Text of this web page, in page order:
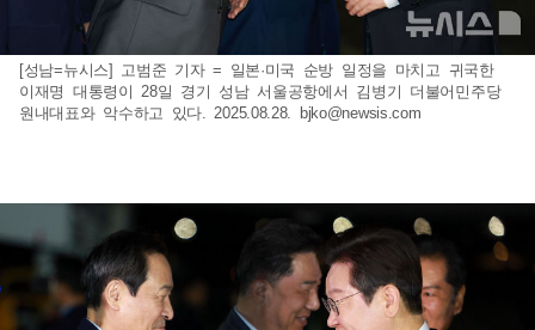
[성남=뉴시스] 고범준 기자 = 일본·미국 순방 일정을 마치고 귀국한
이재명 대통령이 28일 경기 성남 서울공항에서 김병기 더불어민주당
원내대표와 악수하고 있다. 2025.08.28. bjko@newsis.com